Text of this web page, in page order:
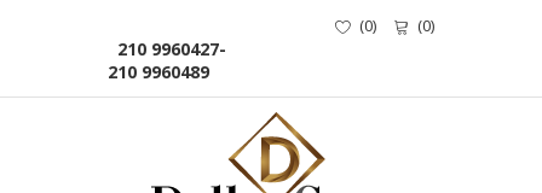
210 9960427-
210 9960489
(0) (0)